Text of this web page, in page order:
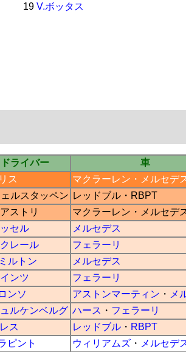
19 V.ボッタス
ドライバー
車
ス マクラーレン ・ メルセデ
ルスタッペン レッドブル ・ RBPT
ストリ マクラーレン ・ メルセデ
セル
メルセデス
レール
フェラーリ
ルトン
メルセデス
ンツ
フェラーリ
ンソ アストンマーティン ・ メ
ルケンベルグ ハース ・ フェラーリ
ス レッドブル ・ RBPT
ピント ウィリアムズ ・ メルセデ